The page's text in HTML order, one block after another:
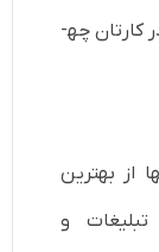
بشناسند و بدانند که چه­کاره هستید و در کارتان چه­
از بهترین
و